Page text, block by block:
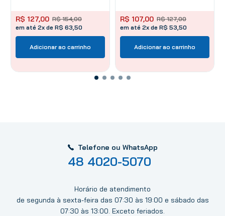
R$ 154,00
R$ 127,00
em até 2x de R$ 63,50
Adicionar ao carrinho
R$ 127,00
R$ 107,00
em até 2x de R$ 53,50
Adicionar ao carrinho
Telefone ou WhatsApp
48 4020-5070
Horário de atendimento
de segunda à sexta-feira das 07:30 às 19:00 e sábado das
07:30 às 13:00. Exceto feriados.